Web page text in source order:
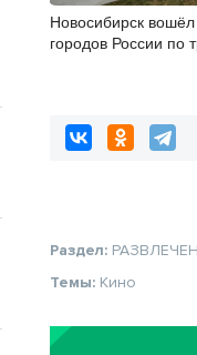
Новосибирск
городов России по
Раздел:
Темы: Кино